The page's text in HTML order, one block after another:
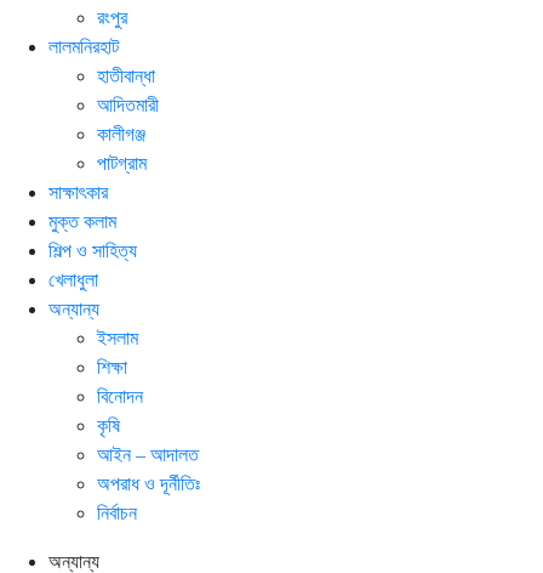
রংপুর
লালমনিরহাট
হাতীবান্ধা
আদিতমারী
কালীগঞ্জ
পাটগ্রাম
সাক্ষাৎকার
মুক্ত কলাম
শিল্প ও সাহিত্য
খেলাধুলা
অন্যান্য
ইসলাম
শিক্ষা
বিনোদন
কৃষি
আইন – আদালত
অপরাধ ও দূর্নীতিঃ
নির্বাচন
অন্যান্য